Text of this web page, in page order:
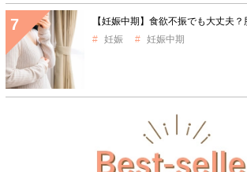
【妊娠中期】食欲不振でも大丈夫
妊娠
妊娠中期